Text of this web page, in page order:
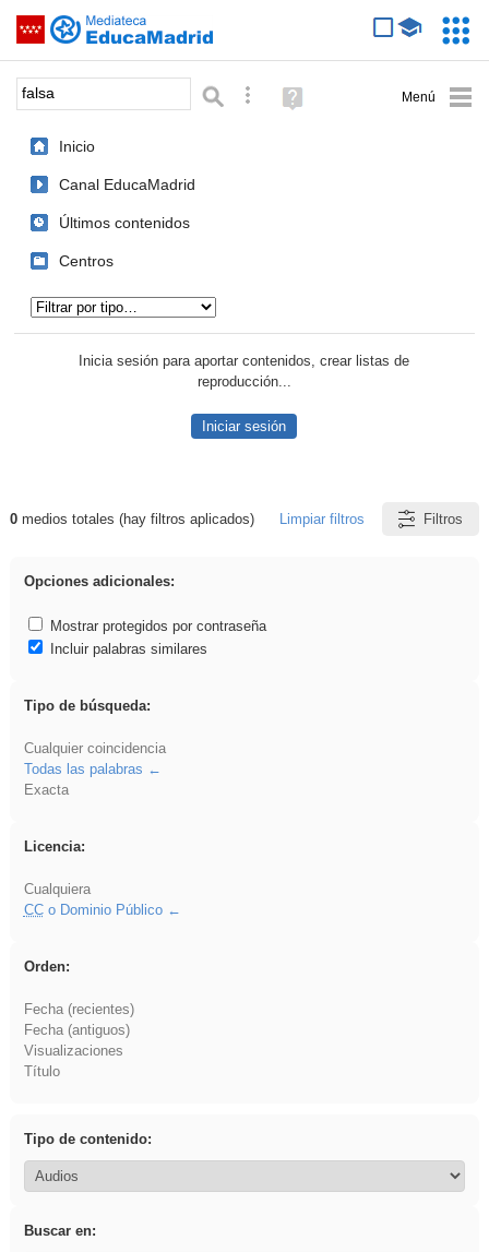
Saltar navegación
Palabra o frase: Búsqueda avanzada
Ayuda
(en
Inicio
Canal EducaMadrid
Últimos contenidos
Centros
Inicia sesión para aportar contenidos, crear listas de
reproducción...
Iniciar sesión
Resultados de: falsa
0medios totales (hay filtros aplicados) Limpiar filtros Filtros
Opciones adicionales:
Mostrar protegidos por contraseña
Incluir palabras similares
Tipo de búsqueda:
Cualquier coincidencia
Todas las palabras
Exacta
Licencia:
Cualquiera
CCo Dominio Público
Orden:
Fecha (recientes)
Fecha (antiguos)
Visualizaciones
Título
Tipo de contenido:
Buscar en: